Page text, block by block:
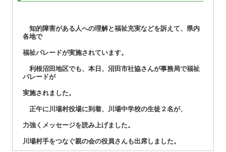
知的障害がある人への理解と福祉充実などを訴えて、県内
各地で
福祉パレードが実施されています。
利根沼田地区でも、本日、沼田市社協さんが事務局で福祉
パレードが
実施されました。
正午に川場村役場に到着、川場中学校の生徒２名が、
力強くメッセージを読み上げました。
川場村手をつなぐ親の会の役員さんも出席しました。